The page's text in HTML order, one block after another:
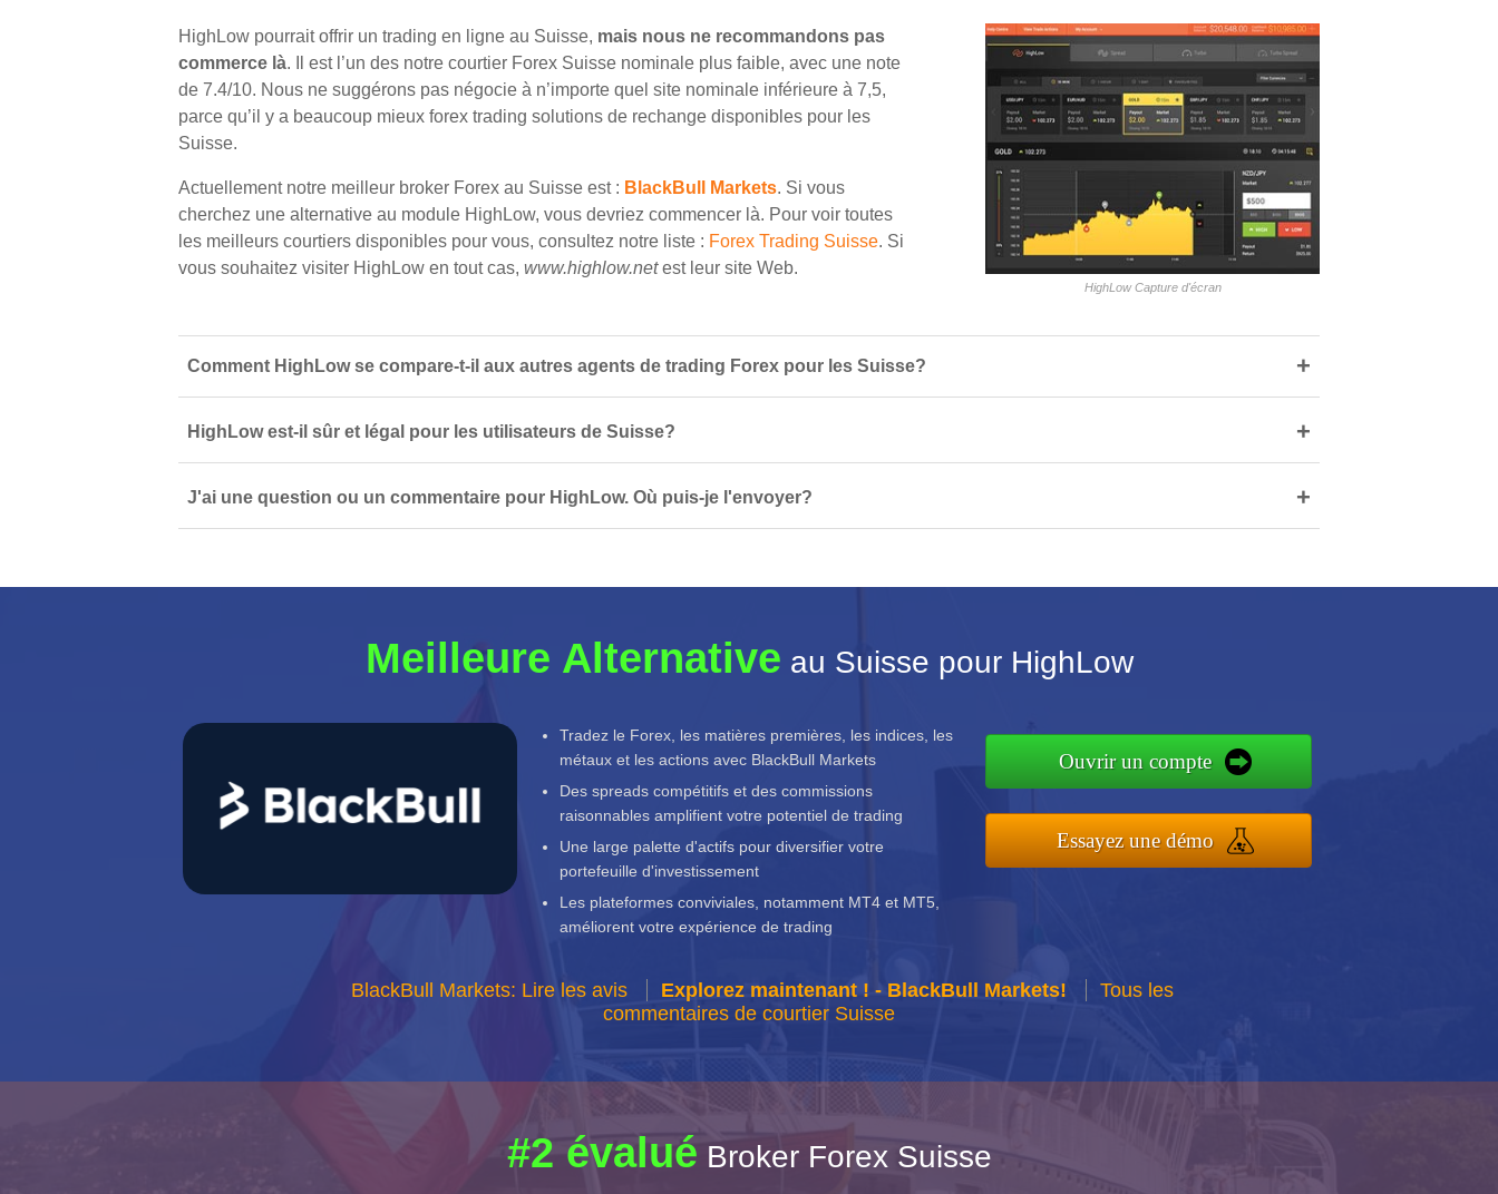
HighLow Capture d'écran
HighLow pourrait offrir un trading en ligne au Suisse, mais nous ne recommandons pas
commerce là. Il est l’un des notre courtier Forex Suisse nominale plus faible, avec une note
de 7.4/10. Nous ne suggérons pas négocie à n’importe quel site nominale inférieure à 7,5,
parce qu’il y a beaucoup mieux forex trading solutions de rechange disponibles pour les
Suisse.
Actuellement notre meilleur broker Forex au Suisse est : BlackBull Markets. Si vous
cherchez une alternative au module HighLow, vous devriez commencer là. Pour voir toutes
les meilleurs courtiers disponibles pour vous, consultez notre liste : Forex Trading Suisse. Si
vous souhaitez visiter HighLow en tout cas, www.highlow.netest leur site Web.
Comment HighLow se compare-t-il aux autres agents de trading Forex pour les Suisse? +
HighLow est-il sûr et légal pour les utilisateurs de Suisse? +
J'ai une question ou un commentaire pour HighLow. Où puis-je l'envoyer? +
Meilleure Alternative au Suisse pour HighLow
Tradez le Forex, les matières premières, les indices, les
métaux et les actions avec BlackBull Markets
Des spreads compétitifs et des commissions
raisonnables amplifient votre potentiel de trading
Une large palette d'actifs pour diversifier votre
portefeuille d'investissement
Les plateformes conviviales, notamment MT4 et MT5,
améliorent votre expérience de trading
Ouvrir un compte
Essayez une démo
BlackBull Markets: Lire les avis Explorez maintenant ! - BlackBull Markets!
Tous les
commentaires de courtier Suisse
#2 évalué Broker Forex Suisse